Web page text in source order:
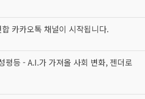
카카오톡 채널이 시작됩니다.
평등 - A.I.가 가져올 사회 변화, 젠더로